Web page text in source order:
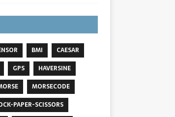
BMI
CAESAR
GPS
HAVERSINE
MORSECODE
PAPER-SCISSORS